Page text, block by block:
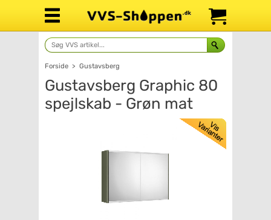
Forside > Gustavsberg
Gustavsberg Graphic 80
spejlskab - Grøn mat